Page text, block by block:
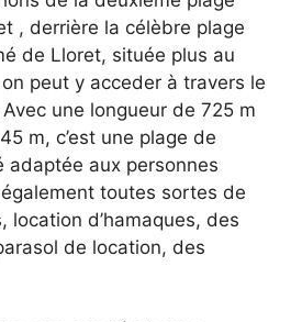
, derrière la célèbre plage
de Lloret, située plus au
peut y acceder à travers le
une longueur de 725 m
m, c’est une plage de
adaptée aux personnes
toutes sortes de
location d’hamaques, des
de location, des